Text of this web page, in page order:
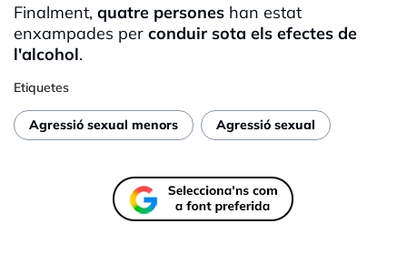
Finalment, quatre persones han estat
enxampades per conduir sota els efectes de
l'alcohol.
Etiquetes
Agressió sexual menors Agressió sexual